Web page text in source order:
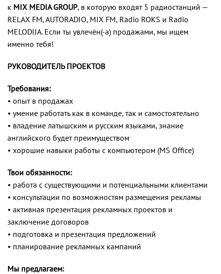
к MIX MEDIA GROUP, в которую входят 5 радиостанций —
RELAX FM, AUTORADIO, MIX FM, Radio ROKS и Radio
MELODIJA. Если ты увлечён(-а) продажами, мы ищем
именно тебя!
РУКОВОДИТЕЛЬ ПРОЕКТОВ
Требования:
• опыт в продажах
• умение работать как в команде, так и самостоятельно
• владение латышским и русским языками, знание
английского будет преимуществом
• хорошие навыки работы с компьютером (MS Office)
Твои обязанности:
• работа с существующими и потенциальными клиентами
• консультации по возможностям размещения рекламы
• активная презентация рекламных проектов и
заключение договоров
• подготовка и презентация предложений
• планирование рекламных кампаний
Мы предлагаем: